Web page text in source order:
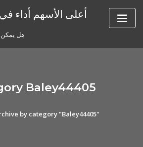
أعلى الأسهم أداء
هل يمكن
Baley44405
by category "Baley44405"